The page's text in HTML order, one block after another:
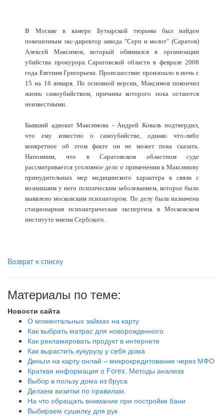
В Москве в камере Бутырской тюрьмы был найден
повешенным экс-директор завода "Серп и молот" (Саратов)
Алексей Максимов, который обвинялся в организации
убийства прокурора Саратовской области в феврале 2008
года Евгения Григорьева. Происшествие произошло в ночь с
15 на 16 января. По основной версии, Максимов покончил
жизнь самоубийством, причины которого пока остаются
неизвестными.
Бывший адвокат Максимова - Андрей Коваль подтвердил,
что ему известно о самоубийстве, однако что-либо
конкретное об этом факте он не может пока сказать.
Напомним, что в Саратовском областном суде
рассматривается уголовное дело о применении к Максимову
принудительных мер медицинского характера в связи с
возникшим у него психическим заболеванием, которое было
выявлено московским психиатором. По делу была назначена
стационарная психиатрическая экспертиза в Московском
институте имени Сербского.
Возврат к списку
Материалы по теме:
Новости сайта
О моментальных займах на карту
Как выбрать матрас для новорожденного
Как рекламировать продукт в интернете
Как вырастить кукурузу у себя дома
Деньги на карту онлай – микрокредитование через МФО
Краткая информация о Forex. Методы анализа
Выбор в пользу дома из бруса
Делаем визитки по правилам.
На что обращать внимание при постройке бани
Выбираем сушилку для рук